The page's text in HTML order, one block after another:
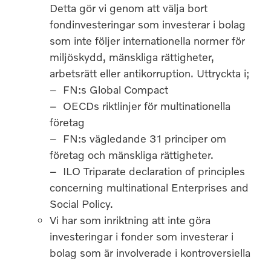
Detta gör vi genom att välja bort
fondinvesteringar som investerar i bolag
som inte följer internationella normer för
miljöskydd, mänskliga rättigheter,
arbetsrätt eller antikorruption. Uttryckta i;
– FN:s Global Compact
– OECDs riktlinjer för multinationella
företag
– FN:s vägledande 31 principer om
företag och mänskliga rättigheter.
– ILO Triparate declaration of principles
concerning multinational Enterprises and
Social Policy.
Vi har som inriktning att inte göra
investeringar i fonder som investerar i
bolag som är involverade i kontroversiella